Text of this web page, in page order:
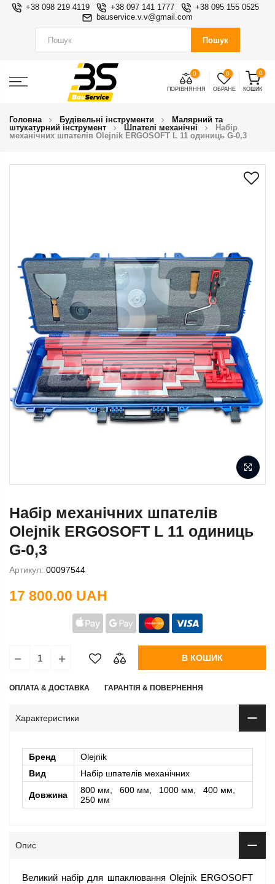
+38 098 219 4119 +38 097 141 1777
+38 095 155 0525
bauservice.v.v@gmail.com
Пошук
0
ПОРІВНЯННЯ
0
ОБРАНЕ
0
КОШИК
Головна Будівельні інструменти
Малярний та
штукатурний інструмент
Шпателі механічні
Набір
механічних шпателів Olejnik ERGOSOFT L 11 одиниць G-0,3
Набір механічних шпателів
Olejnik ERGOSOFT L 11 одиниць
G-0,3
Артикул: 00097544
17 800.00 UAH
В КОШИК
ОПЛАТА & ДОСТАВКА ГАРАНТІЯ & ПОВЕРНЕННЯ
Характеристики
Бренд
Olejnik
Вид
Набір шпателів механічних
Довжина
800 мм, 600 мм, 1000 мм, 400 мм,
250 мм
Опис
Великий набір для шпаклювання Olejnik ERGOSOFT